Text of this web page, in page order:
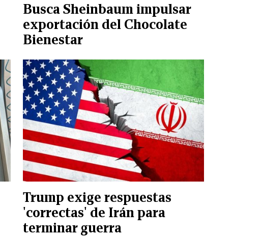
Busca Sheinbaum impulsar
exportación del Chocolate
Bienestar
Trump exige respuestas
'correctas' de Irán para
terminar guerra